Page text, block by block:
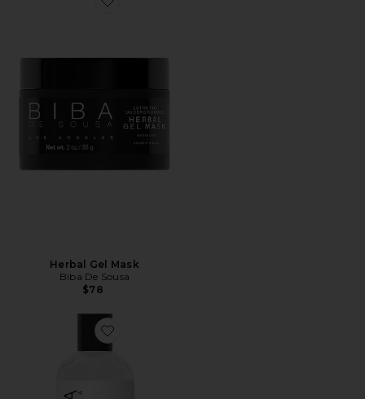
Favorite Herbal Gel Mask
Herbal Gel Mask
Biba De Sousa
$78
Favorite ÁGUA MICELAR